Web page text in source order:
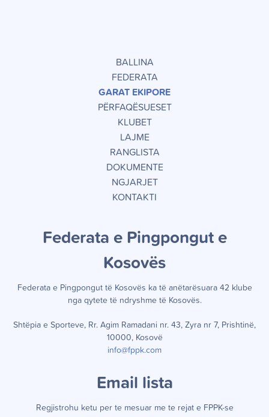
BALLINA
FEDERATA
GARAT EKIPORE
PËRFAQËSUESET
KLUBET
LAJME
RANGLISTA
DOKUMENTE
NGJARJET
KONTAKTI
Federata e Pingpongut e
Kosovës
Federata e Pingpongut të Kosovës ka të anëtarësuara 42 klube
nga qytete të ndryshme të Kosovës.
Shtëpia e Sporteve, Rr. Agim Ramadani nr. 43, Zyra nr 7, Prishtinë,
10000, Kosovë
info@fppk.com
Email lista
Regjistrohu ketu per te mesuar me te rejat e FPPK-se